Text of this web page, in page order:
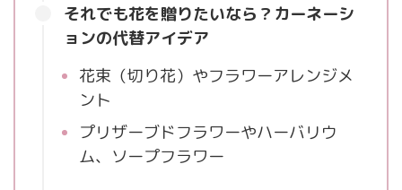
それでも花を贈りたいなら？カーネーシ
ョンの代替アイデア
花束（切り花）やフラワーアレンジメ
ント
プリザーブドフラワーやハーバリウ
ム、ソープフラワー